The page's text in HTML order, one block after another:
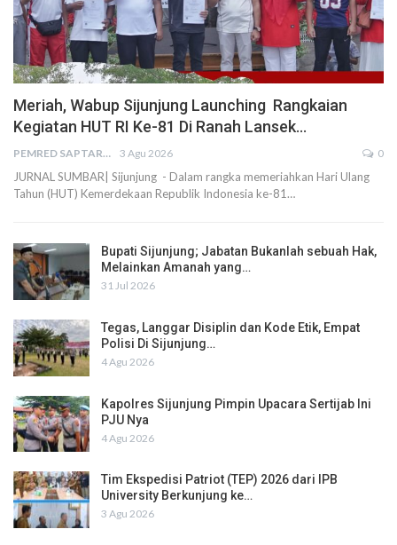
Meriah, Wabup Sijunjung Launching Rangkaian
Kegiatan HUT RI Ke-81 Di Ranah Lansek…
PEMRED SAPTARIUS 3 Agu 2026 0
JURNAL SUMBAR| Sijunjung - Dalam rangka memeriahkan Hari Ulang
Tahun (HUT) Kemerdekaan Republik Indonesia ke-81…
Bupati Sijunjung; Jabatan Bukanlah sebuah Hak,
Melainkan Amanah yang…
31 Jul 2026
Tegas, Langgar Disiplin dan Kode Etik, Empat
Polisi Di Sijunjung…
4 Agu 2026
Kapolres Sijunjung Pimpin Upacara Sertijab Ini
PJU Nya
4 Agu 2026
Tim Ekspedisi Patriot (TEP) 2026 dari IPB
University Berkunjung ke…
3 Agu 2026